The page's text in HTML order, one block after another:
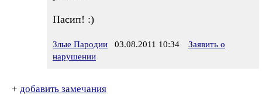
Пасип! :)
Злые Пародии 03.08.2011 10:34
Заявить о
нарушении
+ добавить замечания